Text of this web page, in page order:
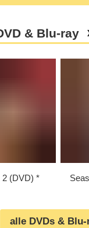
& Blu-ray
2 (DVD)
alle DVDs &